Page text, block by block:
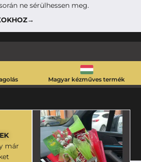
ne sérülhessen meg.
Magyar kézműves termék
már